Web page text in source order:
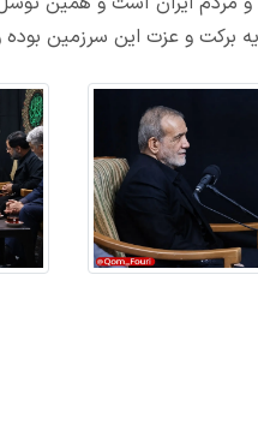
برکت و عزت این سرزمین